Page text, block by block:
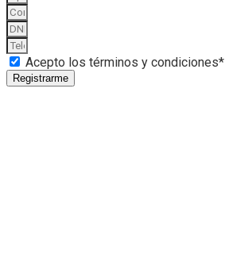
Acepto los términos y condiciones*
Registrarme